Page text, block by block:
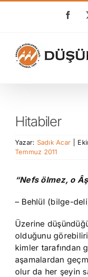
Hitabiler
Yazar: Sadık Acar
Temmuz 2011
“Nefs ölmez, o
– Behlül (bilge-
Üzerine
olduğunu
kimler tarafından
aşamalardan
olur da her şeyin